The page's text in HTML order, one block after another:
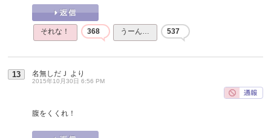
それな！ 368 うーん… 537
13 名無しだＪ より
2015年10月30日 6:56 PM
腹をくくれ！